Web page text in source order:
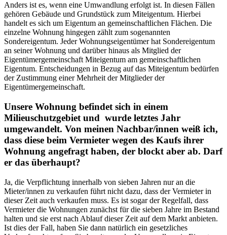
Anders ist es, wenn eine Umwandlung erfolgt ist. In diesen Fällen
gehören Gebäude und Grundstück zum Miteigentum. Hierbei
handelt es sich um Eigentum an gemeinschaftlichen Flächen. Die
einzelne Wohnung hingegen zählt zum sogenannten
Sondereigentum. Jeder Wohnungseigentümer hat Sondereigentum
an seiner Wohnung und darüber hinaus als Mitglied der
Eigentümergemeinschaft Miteigentum am gemeinschaftlichen
Eigentum. Entscheidungen in Bezug auf das Miteigentum bedürfen
der Zustimmung einer Mehrheit der Mitglieder der
Eigentümergemeinschaft.
Unsere Wohnung befindet sich in einem
Milieuschutzgebiet und wurde letztes Jahr
umgewandelt. Von meinen Nachbar/innen weiß ich,
dass diese beim Vermieter wegen des Kaufs ihrer
Wohnung angefragt haben, der blockt aber ab. Darf
er das überhaupt?
Ja, die Verpflichtung innerhalb von sieben Jahren nur an die
Mieter/innen zu verkaufen führt nicht dazu, dass der Vermieter in
dieser Zeit auch verkaufen muss. Es ist sogar der Regelfall, dass
Vermieter die Wohnungen zunächst für die sieben Jahre im Bestand
halten und sie erst nach Ablauf dieser Zeit auf dem Markt anbieten.
Ist dies der Fall, haben Sie dann natürlich ein gesetzliches